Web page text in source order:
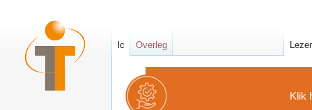
Klik
lc Overleg